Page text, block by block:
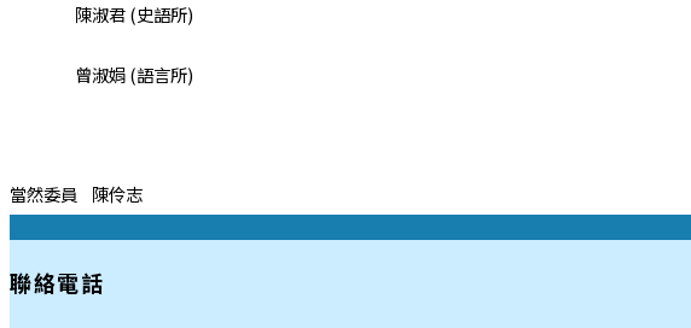
陳淑君 (史語所)
曾淑娟 (語言所)
當然委員 陳伶志
聯絡電話